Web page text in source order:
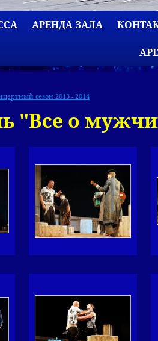
АРЕНДА ЗАЛА
сезон 2013 - 2014
"Все о